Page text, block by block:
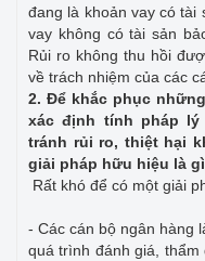
đang là khoản vay có tài
vay không có tài sản
Rủi ro không thu hồi
về trách nhiệm của các
2. Để khắc phục
xác định tính pháp
tránh rủi ro, thiệt hại
giải pháp hữu hiệu là gì
Rất khó để có một giải
- Các cán bộ ngân hàng
quá trình đánh giá,